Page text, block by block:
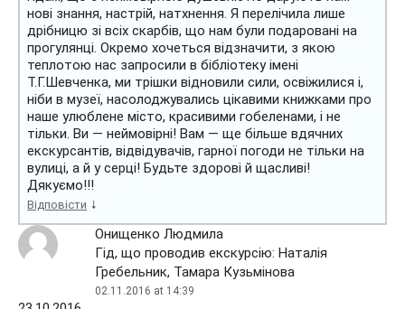
нові знання, настрій, натхнення. Я перелічила лише
дрібницю зі всіх скарбів, що нам були подаровані на
прогулянці. Окремо хочеться відзначити, з якою
теплотою нас запросили в бібліотеку імені
Т.Г.Шевченка, ми трішки відновили сили, освіжилися і,
ніби в музеї, насолоджувались цікавими книжками про
наше улюблене місто, красивими гобеленами, і не
тільки. Ви — неймовірні! Вам — ще більше вдячних
екскурсантів, відвідувачів, гарної погоди не тільки на
вулиці, а й у серці! Будьте здорові й щасливі!
Дякуємо!!!
Відповісти ↓
Онищенко Людмила
Гід, що проводив екскурсію: Наталія
Гребельник, Тамара Кузьмінова
02.11.2016 at 14:39